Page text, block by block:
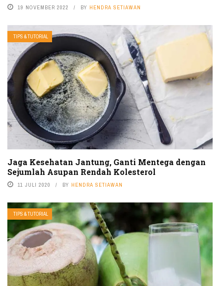
19 NOVEMBER 2022 BY HENDRA SETIAWAN
TIPS & TUTORIAL
Jaga Kesehatan Jantung, Ganti Mentega dengan
Sejumlah Asupan Rendah Kolesterol
11 JULI 2020 BY HENDRA SETIAWAN
TIPS & TUTORIAL